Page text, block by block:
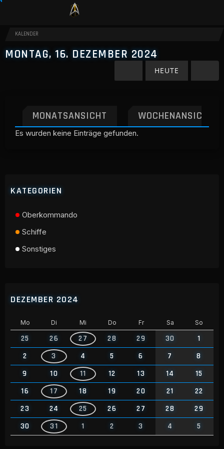
KALENDER
MONTAG, 16. DEZEMBER 2024
HEUTE
MONATSANSICHT WOCHENANSICHT
Es wurden keine Einträge gefunden.
KATEGORIEN
Oberkommando
Schiffe
Sonstiges
DEZEMBER 2024
Mo Di Mi Do Fr Sa So
25 26 27 28 29 30
1
2
3 4 5 6 7
8
9
10 11 12 13 14
15
16
17 18 19 20 21
22
23
24 25 26 27 28
29
30
31 1 2 3 4 5